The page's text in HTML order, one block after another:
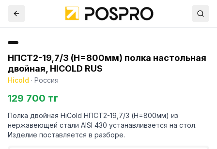
НПСТ2-19,7/3 (H=800мм) полка настольная
двойная, HICOLD RUS
Hicold · Россия
129 700 тг
Полка двойная HiCold НПСТ2-19,7/3 (H=800мм) из
нержавеющей стали AISI 430 устанавливается на стол.
Изделие поставляется в разборе.